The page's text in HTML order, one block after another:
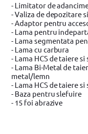
- Limitator de
- Valiza de depozitare
- Adaptor pentru
- Lama pentru
- Lama segmentata
- Lama cu carbura
- Lama HCS de taiere
- Lama Bi-Metal de
metal/lemn
- Lama HCS de taiere
- Baza pentru slefuire
- 15 foi abrazive